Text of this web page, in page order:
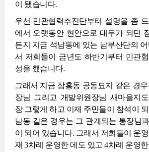
이 됐습니다.
우선 민관협력추진단부터 설명을 좀
에서 오랫동안 현안으로 대두가 되던
든지 지금 석남동에 있는 남부산단의
서 저희들이 금년도 하반기부터 민관
성을 했습니다.
그래서 지금 잠홍동 공동묘지 같은 경
장님 그리고 개발위원장님 새마을지
장 그렇게 하고 이제 주민들이 참석이
남동 같은 경우는 그 관계되는 통장님
이 되어 있습니다. 그래서 저희들이 운
재 3차례 운영한 데도 있고 4차례 운영